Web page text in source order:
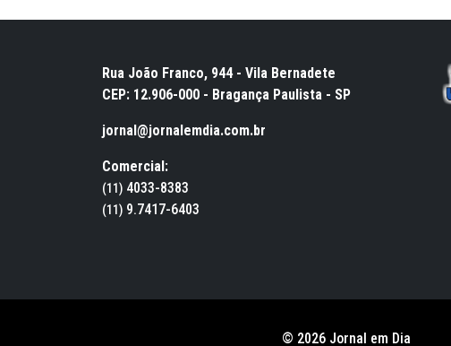
Rua João Franco, 944 - Vila Bernadete
CEP: 12.906-000 - Bragança Paulista - SP
jornal@jornalemdia.com.br
Comercial:
(11) 4033-8383
(11) 9.7417-6403
© 2026 Jornal em Dia